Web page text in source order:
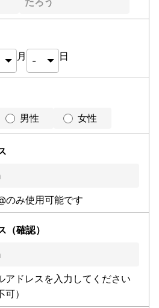
月 日
男性 女性
のみ使用可能です
（確認）
アドレスを入力してください
）